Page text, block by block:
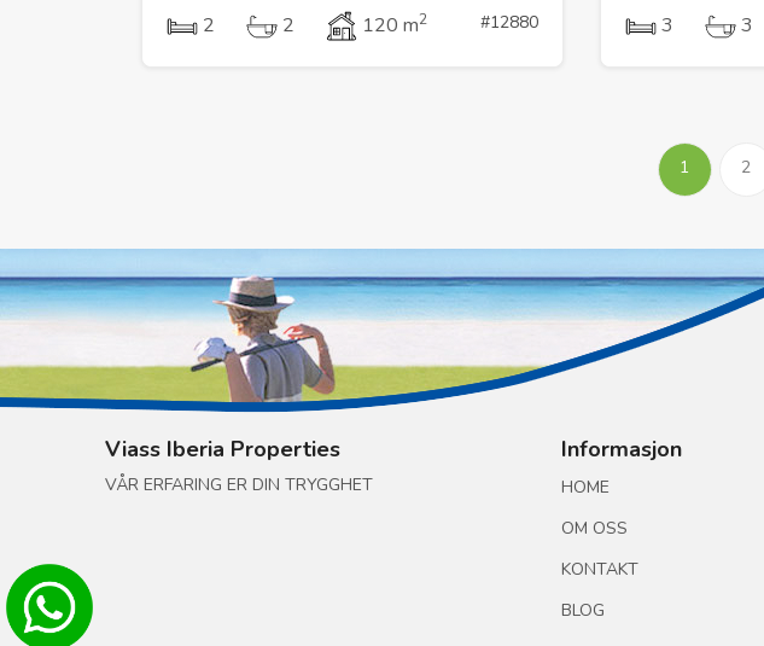
2 2 120 m2 #12880 3 3
1 2
Viass Iberia Properties
VÅR ERFARING ER DIN TRYGGHET
Informasjon
HOME
OM OSS
KONTAKT
BLOG